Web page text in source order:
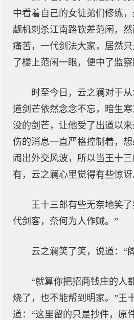
中看着自己的女徒弟们修练
觑机刺杀江南路钦差范闲，
痛苦，一代剑法大家，居然
了楼上范闲一眼，便中了监察
时至今日，云之澜对于
道剑芒依然念念不忘，暗生
没的剑芒，让他受了出道以
伤的消息一直严格控制着，
闹出外交风波，所以当王十
有，云之澜心里觉得有些惊讶
王十三郎有些无奈地笑
代剑客，奈何为人作贼。”
云之澜笑了笑，说道：“
“就算你把招商钱庄的人
烧了，也不能帮到明家。”王
道：“这里留的只是抄件，原